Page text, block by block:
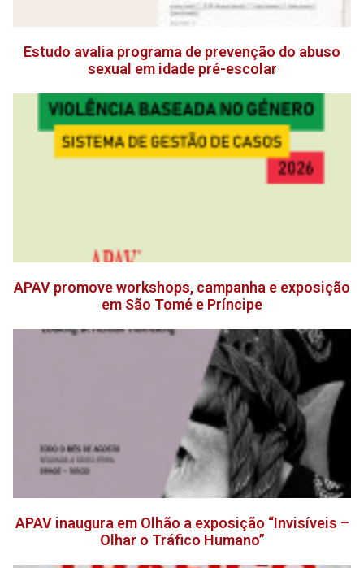
Estudo avalia programa de prevenção do abuso
sexual em idade pré-escolar
APAV promove workshops, campanha e exposição
em São Tomé e Príncipe
APAV inaugura em Olhão a exposição “Invisíveis –
Olhar o Tráfico Humano”